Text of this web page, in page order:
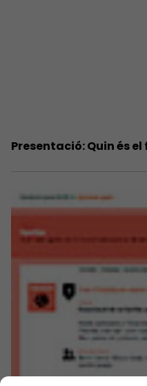
Presentació: Quin és el